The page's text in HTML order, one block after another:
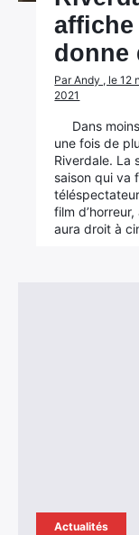
affiche
donne
Par Andy , le 12
2021
Dans
une fois de
Riverdale. La
saison qui va
film
aura droit à
Actualités